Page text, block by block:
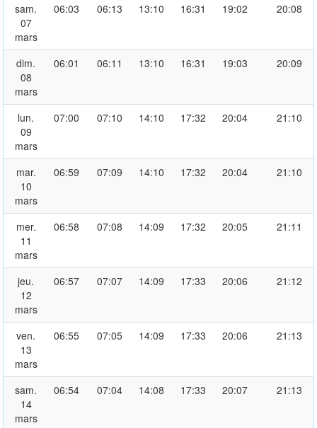
sam.
07
mars
06:03 06:13 13:10 16:31 19:02 20:08
dim.
08
mars
06:01 06:11 13:10 16:31 19:03 20:09
lun.
09
mars
07:00 07:10 14:10 17:32 20:04 21:10
mar.
10
mars
06:59 07:09 14:10 17:32 20:04 21:10
mer.
11
mars
06:58 07:08 14:09 17:32 20:05 21:11
jeu.
12
mars
06:57 07:07 14:09 17:33 20:06 21:12
ven.
13
mars
06:55 07:05 14:09 17:33 20:06 21:13
sam.
14
mars
06:54 07:04 14:08 17:33 20:07 21:13